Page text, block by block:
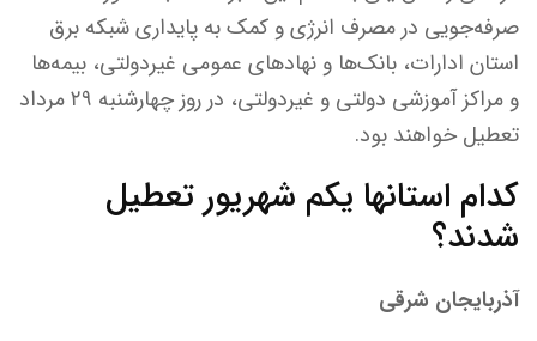
صرفه‌جویی در مصرف انرژی و کمک به پایداری شبکه برق
استان ادارات، بانک‌ها و نهاد‌های عمومی غیردولتی، بیمه‌ها
و مراکز آموزشی دولتی و غیردولتی، در روز چهارشنبه ۲۹ مرداد
تعطیل خواهند بود.
کدام استانها یکم شهریور تعطیل
شدند؟
آذربایجان شرقی